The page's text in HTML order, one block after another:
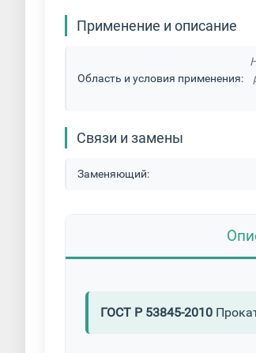
Применение и описание
Область и условия применения:
Связи и замены
Заменяющий:
ГОСТ Р 53845-2010